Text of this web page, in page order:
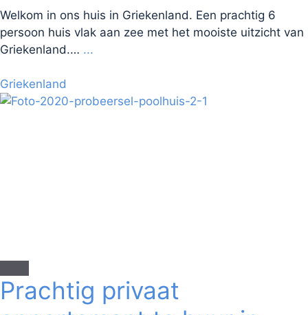
Welkom in ons huis in Griekenland. Een prachtig 6
persoon huis vlak aan zee met het mooiste uitzicht van
Griekenland.… ...
Griekenland
Prachtig privaat